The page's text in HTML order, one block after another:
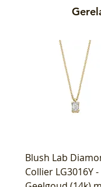
Blush Lab
Collier LG3016Y -